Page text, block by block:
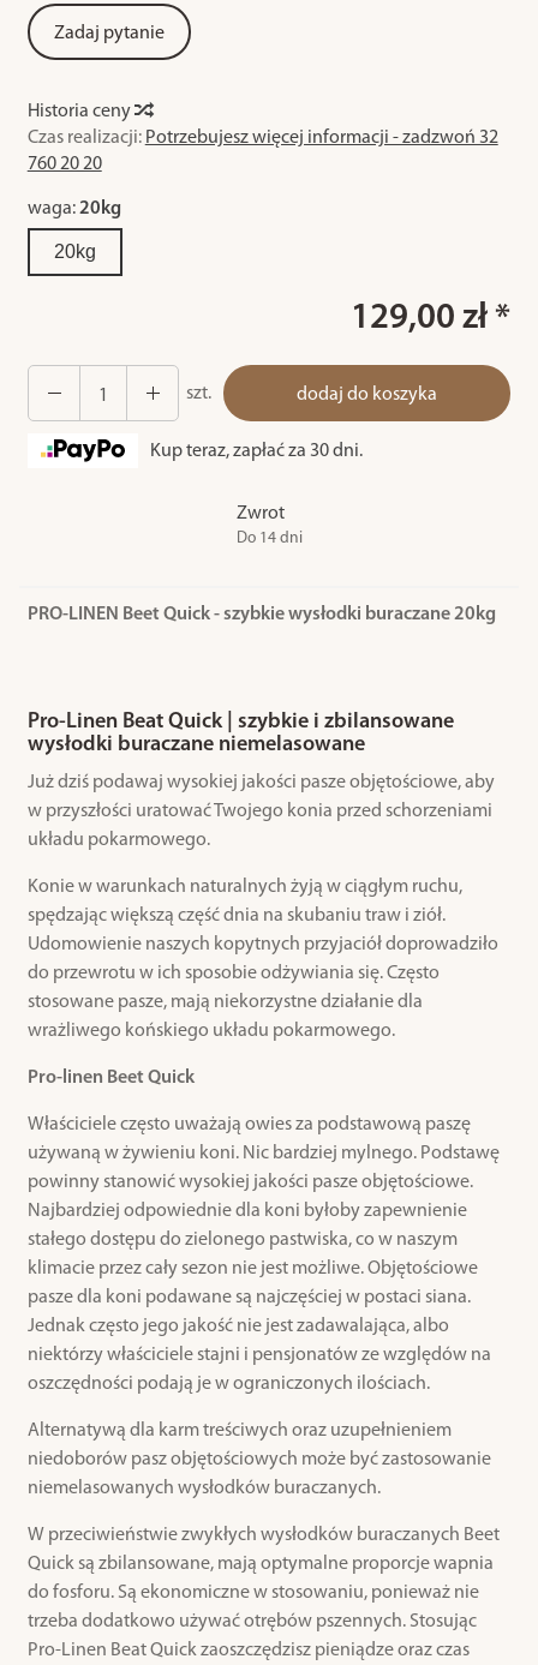
Zadaj pytanie
Historia ceny
Czas realizacji: Potrzebujesz więcej informacji - zadzwoń 32
760 20 20
waga:20kg
20kg
129,00 zł *
szt. dodaj do koszyka
Kup teraz, zapłać za 30 dni.
Zwrot
Do 14 dni
PRO-LINEN Beet Quick - szybkie wysłodki buraczane 20kg
Pro-Linen Beat Quick | szybkie i zbilansowane
wysłodki buraczane niemelasowane
Już dziś podawaj wysokiej jakości pasze objętościowe, aby
w przyszłości uratować Twojego konia przed schorzeniami
układu pokarmowego.
Konie w warunkach naturalnych żyją w ciągłym ruchu,
spędzając większą część dnia na skubaniu traw i ziół.
Udomowienie naszych kopytnych przyjaciół doprowadziło
do przewrotu w ich sposobie odżywiania się. Często
stosowane pasze, mają niekorzystne działanie dla
wrażliwego końskiego układu pokarmowego.
Pro-linen Beet Quick
Właściciele często uważają owies za podstawową paszę
używaną w żywieniu koni. Nic bardziej mylnego. Podstawę
powinny stanowić wysokiej jakości pasze objętościowe.
Najbardziej odpowiednie dla koni byłoby zapewnienie
stałego dostępu do zielonego pastwiska, co w naszym
klimacie przez cały sezon nie jest możliwe. Objętościowe
pasze dla koni podawane są najczęściej w postaci siana.
Jednak często jego jakość nie jest zadawalająca, albo
niektórzy właściciele stajni i pensjonatów ze względów na
oszczędności podają je w ograniczonych ilościach.
Alternatywą dla karm treściwych oraz uzupełnieniem
niedoborów pasz objętościowych może być zastosowanie
niemelasowanych wysłodków buraczanych.
W przeciwieństwie zwykłych wysłodków buraczanych Beet
Quick są zbilansowane, mają optymalne proporcje wapnia
do fosforu. Są ekonomiczne w stosowaniu, ponieważ nie
trzeba dodatkowo używać otrębów pszennych. Stosując
Pro-Linen Beat Quick zaoszczędzisz pieniądze oraz czas